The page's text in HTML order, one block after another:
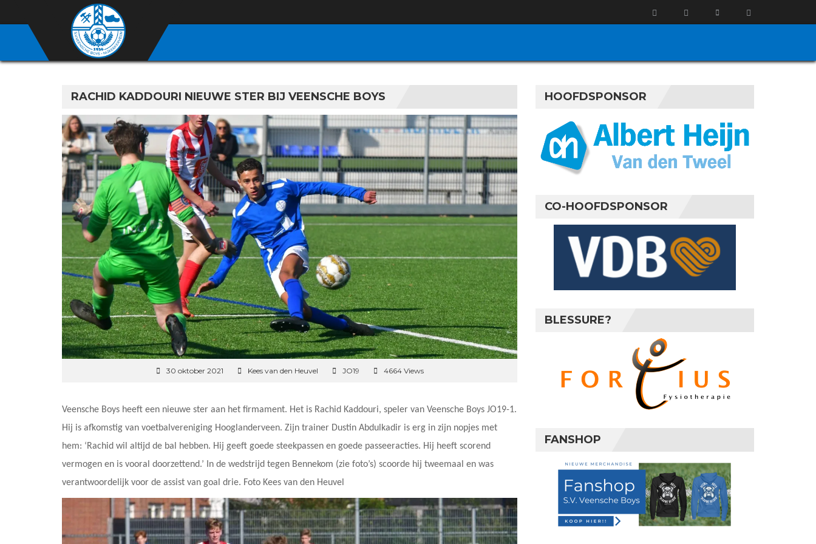
RACHID KADDOURI NIEUWE STER BIJ VEENSCHE BOYS
30 oktober 2021 Kees van den Heuvel JO19 4664 Views
Veensche Boys heeft een nieuwe ster aan het firmament. Het is Rachid Kaddouri, speler van Veensche Boys JO19-1.
Hij is afkomstig van voetbalvereniging Hooglanderveen. Zijn trainer Dustin Abdulkadir is erg in zijn nopjes met
hem: ‘Rachid wil altijd de bal hebben. Hij geeft goede steekpassen en goede passeeracties. Hij heeft scorend
vermogen en is vooral doorzettend.’ In de wedstrijd tegen Bennekom (zie foto’s) scoorde hij tweemaal en was
verantwoordelijk voor de assist van goal drie. Foto Kees van den Heuvel
HOOFDSPONSOR
CO-HOOFDSPONSOR
BLESSURE?
FANSHOP